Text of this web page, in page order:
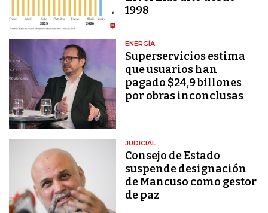
1998
ENERGÍA
Superservicios estima
que usuarios han
pagado $24,9 billones
por obras inconclusas
JUDICIAL
Consejo de Estado
suspende designación
de Mancuso como gestor
de paz